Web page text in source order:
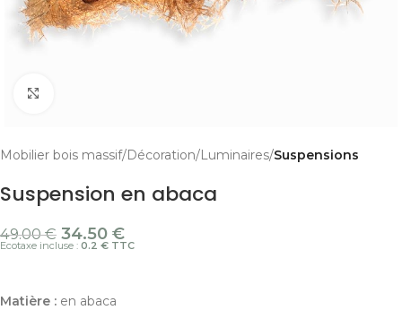
Mobilier bois massif Décoration Luminaires Suspensions
Suspension en abaca
49.00€ 34.50 €
Ecotaxe incluse : 0.2 € TTC
Matière : en abaca